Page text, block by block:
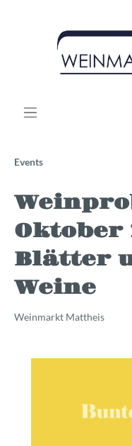
Events
Oktober
Blätter
Weine
Weinmarkt Mattheis